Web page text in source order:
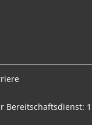
Bereitschaftsdienst: